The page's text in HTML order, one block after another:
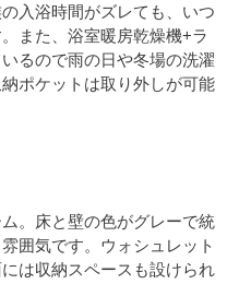
入浴時間がズレても、いつ
また、浴室暖房乾燥機+ラ
るので雨の日や冬場の洗濯
ポケットは取り外しが可能
。床と壁の色がグレーで統
囲気です。ウォシュレット
は収納スペースも設けられ